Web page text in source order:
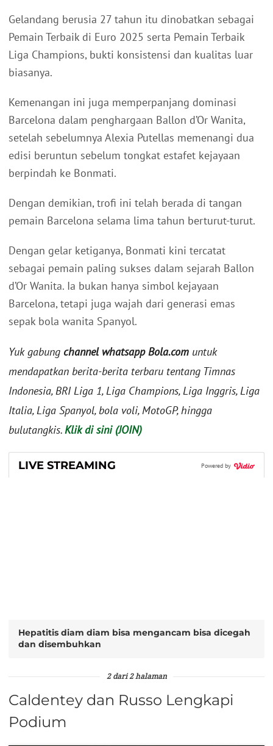
Gelandang berusia 27 tahun itu dinobatkan sebagai
Pemain Terbaik di Euro 2025 serta Pemain Terbaik
Liga Champions, bukti konsistensi dan kualitas luar
biasanya.
Kemenangan ini juga memperpanjang dominasi
Barcelona dalam penghargaan Ballon d’Or Wanita,
setelah sebelumnya Alexia Putellas memenangi dua
edisi beruntun sebelum tongkat estafet kejayaan
berpindah ke Bonmati.
Dengan demikian, trofi ini telah berada di tangan
pemain Barcelona selama lima tahun berturut-turut.
Dengan gelar ketiganya, Bonmati kini tercatat
sebagai pemain paling sukses dalam sejarah Ballon
d’Or Wanita. Ia bukan hanya simbol kejayaan
Barcelona, tetapi juga wajah dari generasi emas
sepak bola wanita Spanyol.
Yuk gabung channel whatsapp Bola.com untuk
mendapatkan berita-berita terbaru tentang Timnas
Indonesia, BRI Liga 1, Liga Champions, Liga Inggris, Liga
Italia, Liga Spanyol, bola voli, MotoGP, hingga
bulutangkis.Klik di sini (JOIN)
LIVE STREAMING Powered by
Hepatitis diam diam bisa mengancam bisa dicegah
dan disembuhkan
2 dari 2 halaman
Caldentey dan Russo Lengkapi
Podium